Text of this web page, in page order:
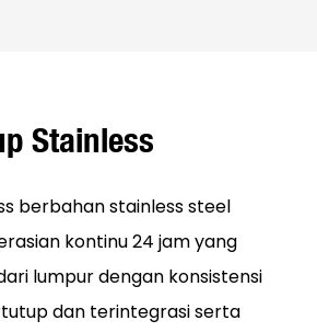
Stainless
berbahan stainless steel
kontinu 24 jam yang
lumpur dengan konsistensi
dan terintegrasi serta